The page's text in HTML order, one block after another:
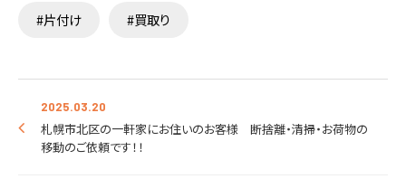
#片付け #買取り
2025.03.20
札幌市北区の一軒家にお住いのお客様 断捨離・清掃・お荷物の
移動のご依頼です！！